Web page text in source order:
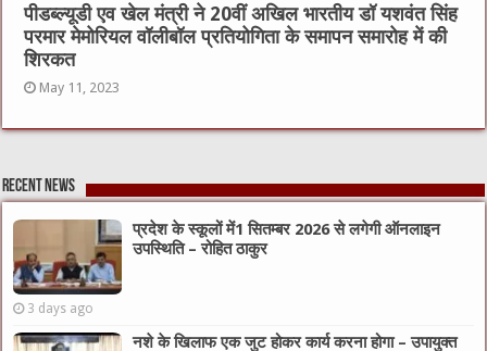
पीडब्ल्यूडी एव खेल मंत्री ने 20वीं अखिल भारतीय डॉ यशवंत सिंह
परमार मेमोरियल वॉलीबॉल प्रतियोगिता के समापन समारोह में की
शिरकत
May 11, 2023
Recent News
प्रदेश के स्कूलों में1 सितम्बर 2026 से लगेगी ऑनलाइन
उपस्थिति – रोहित ठाकुर
3 days ago
नशे के खिलाफ एक जुट होकर कार्य करना होगा – उपायुक्त